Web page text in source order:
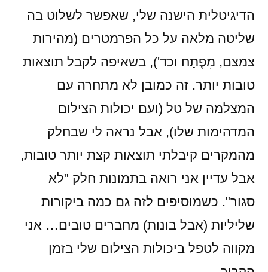
הדיגיטלית הישנה שלי, שאפשר לשלוט בה
שליטה מלאה על כל הפרמטרים (מהירות
צמצם, מִפֶתַח וכד'), בשאיפה לקבל תוצאות
טובות יותר. זה כמובן לא מתחרה עם
המצלמה של טל (ועם יכולות הצילום
המדהימות שלו), אבל נראה לי שבחלק
מהמקרים קיבלתי תוצאות קצת יותר טובות,
אבל עדיין אני רואה בתמונות חלק "לא
סגור". כשמוסיפים לזה גם כמה ביקורות
שליליות (אבל בונות) מחברים טובים… אני
מקווה לטפל ביכולות הצילום שלי בזמן